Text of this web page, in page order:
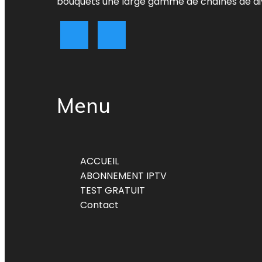
Menu
ACCUEIL
ABONNEMENT IPTV
TEST GRATUIT
Contact